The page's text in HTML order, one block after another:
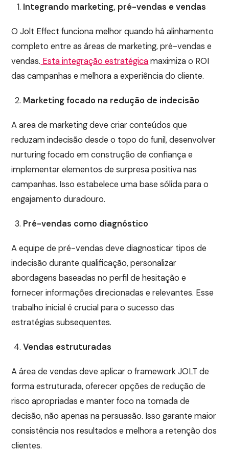
Integrando marketing, pré-vendas e vendas
O Jolt Effect funciona melhor quando há alinhamento
completo entre as áreas de marketing, pré-vendas e
vendas. Esta integração estratégicamaximiza o ROI
das campanhas e melhora a experiência do cliente.
Marketing focado na redução de indecisão
A area de marketing deve criar conteúdos que
reduzam indecisão desde o topo do funil, desenvolver
nurturing focado em construção de confiança e
implementar elementos de surpresa positiva nas
campanhas. Isso estabelece uma base sólida para o
engajamento duradouro.
Pré-vendas como diagnóstico
A equipe de pré-vendas deve diagnosticar tipos de
indecisão durante qualificação, personalizar
abordagens baseadas no perfil de hesitação e
fornecer informações direcionadas e relevantes. Esse
trabalho inicial é crucial para o sucesso das
estratégias subsequentes.
Vendas estruturadas
A área de vendas deve aplicar o framework JOLT de
forma estruturada, oferecer opções de redução de
risco apropriadas e manter foco na tomada de
decisão, não apenas na persuasão. Isso garante maior
consistência nos resultados e melhora a retenção dos
clientes.